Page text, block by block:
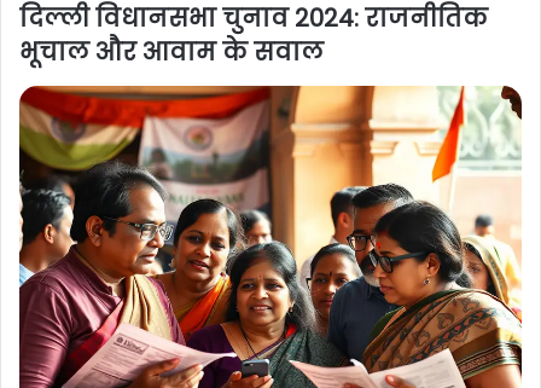
दिल्ली विधानसभा चुनाव 2024: राजनीतिक
भूचाल और आवाम के सवाल